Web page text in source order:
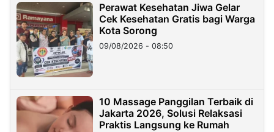
Perawat Kesehatan Jiwa Gelar
Cek Kesehatan Gratis bagi Warga
Kota Sorong
09/08/2026 - 08:50
10 Massage Panggilan Terbaik di
Jakarta 2026, Solusi Relaksasi
Praktis Langsung ke Rumah